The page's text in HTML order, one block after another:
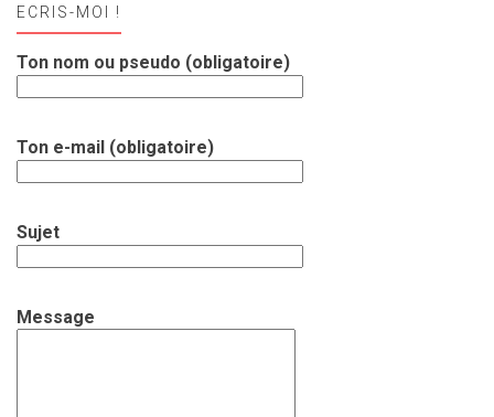
ECRIS-MOI !
Ton nom ou pseudo (obligatoire)
Ton e-mail (obligatoire)
Sujet
Message